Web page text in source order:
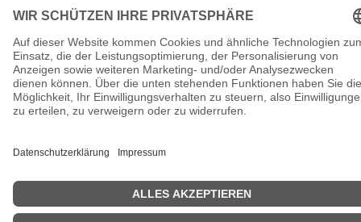
Copyright 2026 © KNT
Solutions |Impressum|AGBs|Datenschutzerklärung|